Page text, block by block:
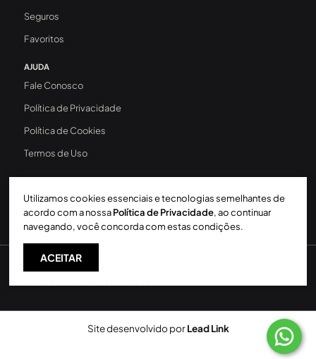
Seguros
Favoritos
AJUDA
Fale Conosco
Política de Privacidade
Política de Cookies
Termos de Uso
Sperinde Gestão Imobiliária LTDA
Site desenvolvido porLead Link
Utilizamos cookies essenciais e tecnologias semelhantes de
acordo com a nossaPolítica de Privacidade, ao continuar
navegando, você concorda com estas condições.
ACEITAR